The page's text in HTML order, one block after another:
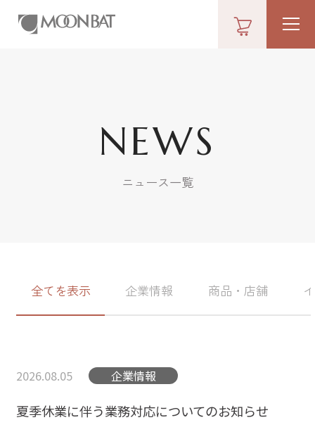
NEWS
ニュース一覧
全てを表示 企業情報 商品・店舗
2026.08.05 企業情報
夏季休業に伴う業務対応についてのお知らせ